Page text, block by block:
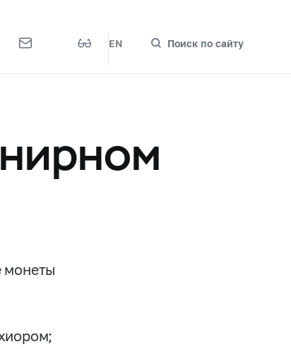
EN Поиск по сайту
монеты